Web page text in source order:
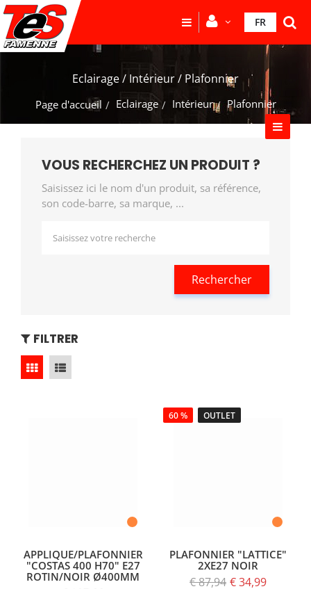
FR
Eclairage / Intérieur / Plafonnier
Page d'accueil Eclairage Intérieur Plafonnier
VOUS RECHERCHEZ UN PRODUIT ?
Saisissez ici le nom d'un produit, sa référence,
son code-barre, sa marque, ...
Rechercher
FILTRER
APPLIQUE/PLAFONNIER
"COSTAS 400 H70" E27
ROTIN/NOIR Ø400MM
60 % OUTLET
PLAFONNIER "LATTICE"
2XE27 NOIR
€ 87,94 € 34,99